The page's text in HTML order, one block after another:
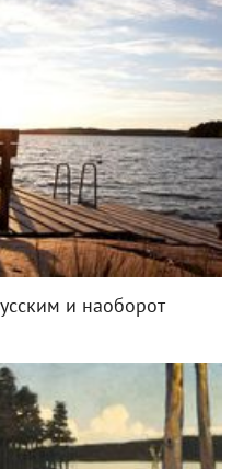
и наоборот